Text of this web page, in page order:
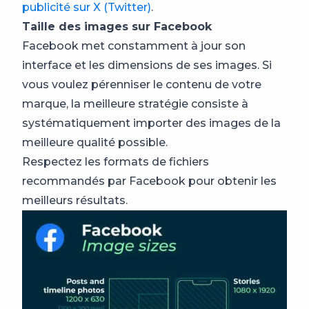
publicité sur X (Twitter).
Taille des images sur Facebook
Facebook met constamment à jour son
interface et les dimensions de ses images. Si
vous voulez pérenniser le contenu de votre
marque, la meilleure stratégie consiste à
systématiquement importer des images de la
meilleure qualité possible.
Respectez les formats de fichiers
recommandés par Facebook pour obtenir les
meilleurs résultats.